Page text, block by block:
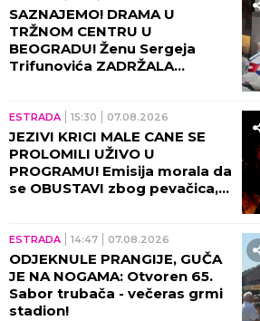
SAZNAJEMO! DRAMA U
TRŽNOM CENTRU U
BEOGRADU! Ženu Sergeja
Trifunovića ZADRŽALA
čega!
ESTRADA 15:30 07.08.2026
JEZIVI KRICI MALE CANE SE
PROLOMILI UŽIVO U
PROGRAMU! Emisija morala da
se OBUSTAVI zbog pevačica,
ESTRADA 14:47 07.08.2026
ODJEKNULE PRANGIJE, GUČA
JE NA NOGAMA: Otvoren 65.
Sabor trubača - večeras grmi
stadion!